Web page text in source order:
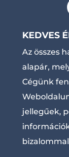
KEDVES
Az összes
alapár,
Cégünk
jellegűek,